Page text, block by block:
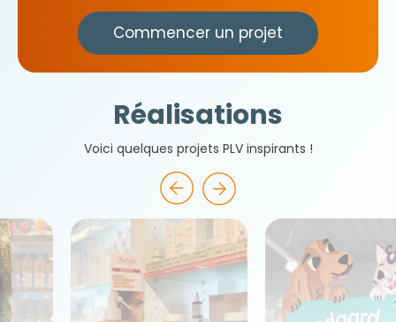
Commencer un projet
Réalisations
Voici quelques projets PLV inspirants !